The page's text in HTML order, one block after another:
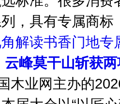
标准。很多消
，具有专属商标
解读书香门地专
云峰莫干山斩获
木业网主办的